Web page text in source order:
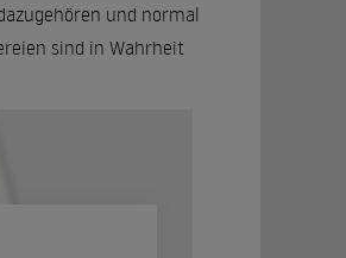
und normal
sind in Wahrheit